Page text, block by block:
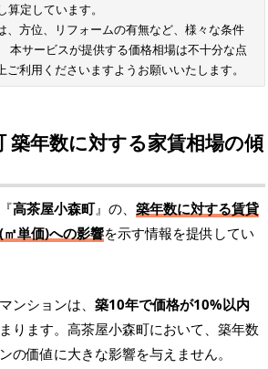
算定しています。
、方位、リフォームの有無など、様々な条件
本サービスが提供する価格相場は不十分な点
利用くださいますようお願いいたします。
築年数に対する家賃相場の傾
高茶屋小森町』の、 築年数に対する賃貸
単価)への影響を示す情報を提供してい
ンションは、 築10年で価格が10%以内
ります。高茶屋小森町において、築年数
の価値に大きな影響を与えません。